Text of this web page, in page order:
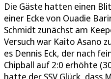
Die Gäste hatten einen
einer Ecke von Ouadie
Schmidt zunächst am
Versuch war Kaito Asano
es Dennis Eck, der nach
Chipball auf 2:0 erhöhte
hatte der SSV Glück, dass